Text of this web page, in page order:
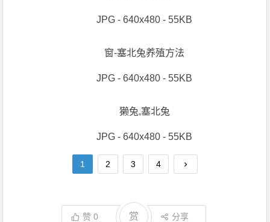
JPG - 640x480 - 55KB
窗-塞北兔养殖方法
JPG - 640x480 - 55KB
獭兔,塞北兔
JPG - 640x480 - 55KB
1 2 3 4
赞0 赏 分享